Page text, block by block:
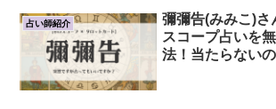
占い師紹介
彌彌告(みみこ)さ
スコープ占いを
法！当たらない